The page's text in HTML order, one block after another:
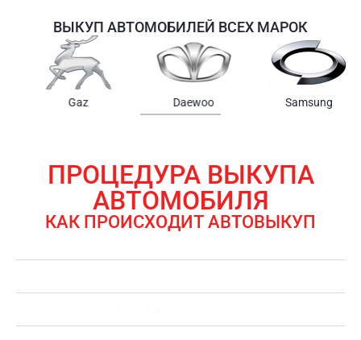
ВЫКУП АВТОМОБИЛЕЙ ВСЕХ МАРОК
Samsung Chrysler Gmc
ПРОЦЕДУРА ВЫКУПА
АВТОМОБИЛЯ
КАК ПРОИСХОДИТ АВТОВЫКУП